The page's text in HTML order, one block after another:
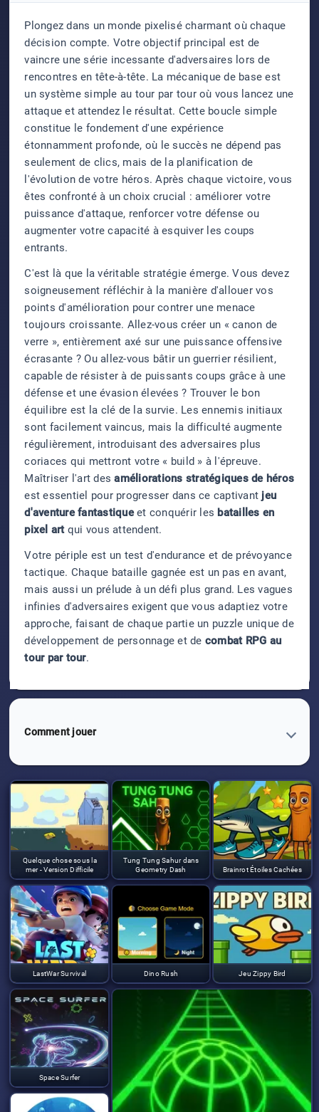
Plongez dans un monde pixelisé charmant où chaque
décision compte. Votre objectif principal est de
vaincre une série incessante d'adversaires lors de
rencontres en tête-à-tête. La mécanique de base est
un système simple au tour par tour où vous lancez une
attaque et attendez le résultat. Cette boucle simple
constitue le fondement d'une expérience
étonnamment profonde, où le succès ne dépend pas
seulement de clics, mais de la planification de
l'évolution de votre héros. Après chaque victoire, vous
êtes confronté à un choix crucial : améliorer votre
puissance d'attaque, renforcer votre défense ou
augmenter votre capacité à esquiver les coups
entrants.
C'est là que la véritable stratégie émerge. Vous devez
soigneusement réfléchir à la manière d'allouer vos
points d'amélioration pour contrer une menace
toujours croissante. Allez-vous créer un « canon de
verre », entièrement axé sur une puissance offensive
écrasante ? Ou allez-vous bâtir un guerrier résilient,
capable de résister à de puissants coups grâce à une
défense et une évasion élevées ? Trouver le bon
équilibre est la clé de la survie. Les ennemis initiaux
sont facilement vaincus, mais la difficulté augmente
régulièrement, introduisant des adversaires plus
coriaces qui mettront votre « build » à l'épreuve.
Maîtriser l'art desaméliorations stratégiques de héros
est essentiel pour progresser dans ce captivant jeu
d'aventure fantastiqueet conquérir les batailles en
pixel artqui vous attendent.
Votre périple est un test d'endurance et de prévoyance
tactique. Chaque bataille gagnée est un pas en avant,
mais aussi un prélude à un défi plus grand. Les vagues
infinies d'adversaires exigent que vous adaptiez votre
approche, faisant de chaque partie un puzzle unique de
développement de personnage et de combat RPG au
tour par tour.
Comment jouer
Quelque chose sous la
mer - Version Difficile
Tung Tung Sahur dans
Geometry Dash
Brainrot Étoiles Cachées
LastWar Survival Dino Rush Jeu Zippy Bird
Space Surfer